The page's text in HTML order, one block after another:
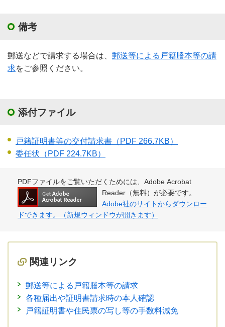
備考
郵送などで請求する場合は、 郵送等による戸籍謄本等の請
求をご参照ください。
添付ファイル
戸籍証明書等の交付請求書 （PDF 266.7KB）
委任状 （PDF 224.7KB）
PDFファイルをご覧いただくためには、Adobe Acrobat
Reader（無料）が必要です。
Adobe社のサイトからダウンロー
ドできます。（新規ウィンドウが開きます）
関連リンク
郵送等による戸籍謄本等の請求
各種届出や証明書請求時の本人確認
戸籍証明書や住民票の写し等の手数料減免